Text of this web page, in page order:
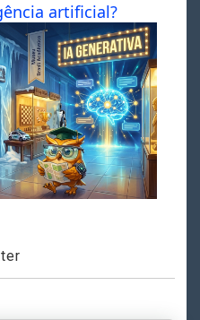
artificial?